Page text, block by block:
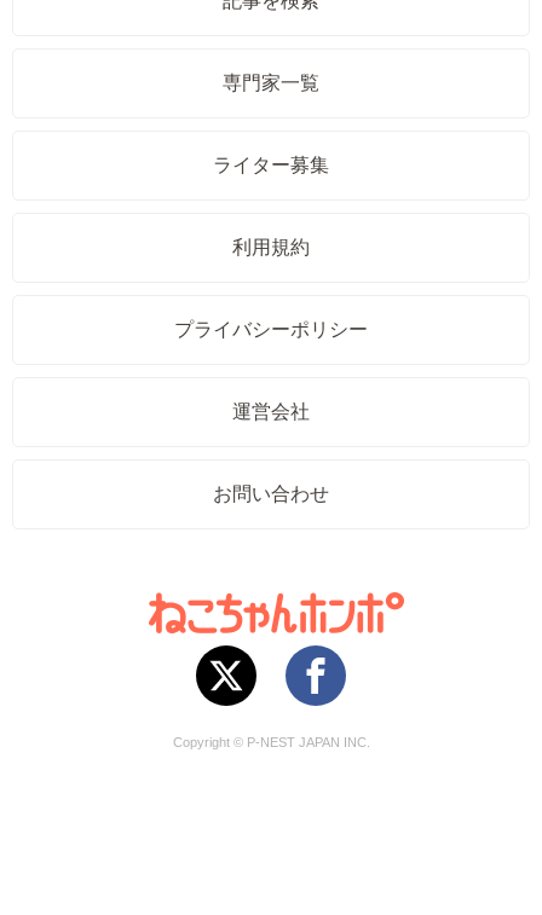
専門家一覧
ライター募集
利用規約
プライバシーポリシー
運営会社
お問い合わせ
Copyright © P-NEST JAPAN INC.